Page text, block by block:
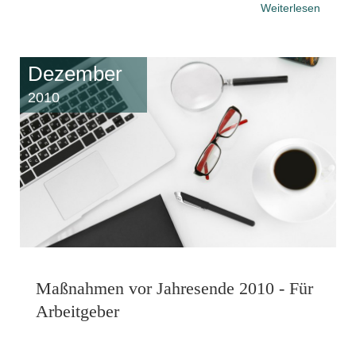
Weiterlesen
Dezember
2010
Maßnahmen vor Jahresende 2010 - Für
Arbeitgeber